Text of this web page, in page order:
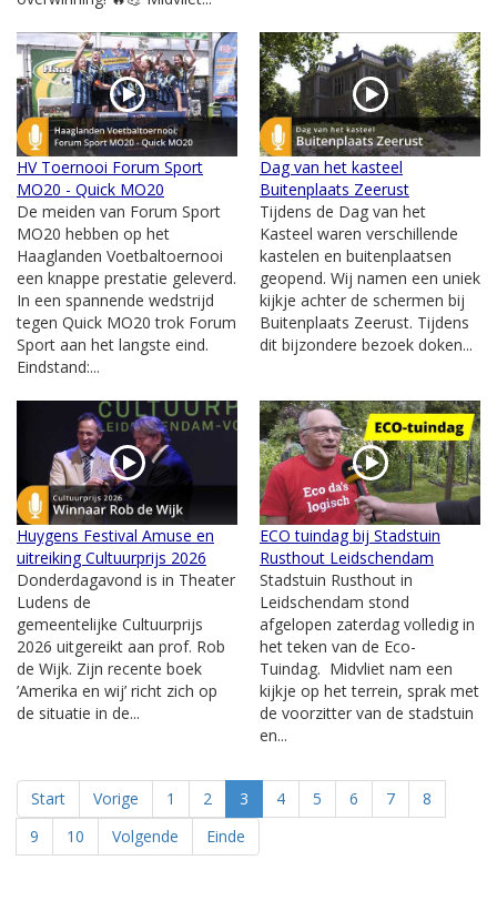
HV Toernooi Forum Sport
MO20 - Quick MO20
De meiden van Forum Sport
MO20 hebben op het
Haaglanden Voetbaltoernooi
een knappe prestatie geleverd.
In een spannende wedstrijd
tegen Quick MO20 trok Forum
Sport aan het langste eind.
Eindstand:...
Dag van het kasteel
Buitenplaats Zeerust
Tijdens de Dag van het
Kasteel waren verschillende
kastelen en buitenplaatsen
geopend. Wij namen een uniek
kijkje achter de schermen bij
Buitenplaats Zeerust. Tijdens
dit bijzondere bezoek doken...
Huygens Festival Amuse en
uitreiking Cultuurprijs 2026
Donderdagavond is in Theater
Ludens de
gemeentelijke Cultuurprijs
2026 uitgereikt aan prof. Rob
de Wijk. Zijn recente boek
’Amerika en wij’ richt zich op
de situatie in de...
ECO tuindag bij Stadstuin
Rusthout Leidschendam
Stadstuin Rusthout in
Leidschendam stond
afgelopen zaterdag volledig in
het teken van de Eco-
Tuindag. Midvliet nam een
kijkje op het terrein, sprak met
de voorzitter van de stadstuin
en...
Start Vorige 1 2 3 4 5 6 7
8
9
10 Volgende Einde